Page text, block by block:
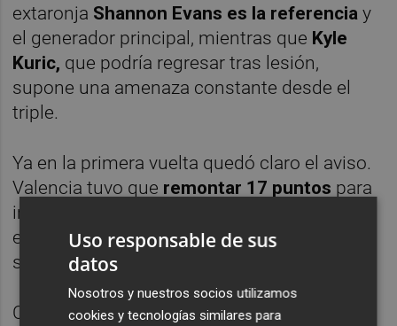
extaronja Shannon Evans es la referencia y
el generador principal, mientras que Kyle
Kuric, que podría regresar tras lesión,
supone una amenaza constante desde el
triple.
Ya en la primera vuelta quedó claro el aviso.
Valencia tuvo que remontar 17 puntos para
imponerse en la Fonteta, una muestra
evidente de que no espera un partido
sencillo ni cómodo.
Con la segunda plaza en juego y la Copa
Uso responsable de sus
datos
Nosotros y nuestros socios utilizamos
cookies y tecnologías similares para